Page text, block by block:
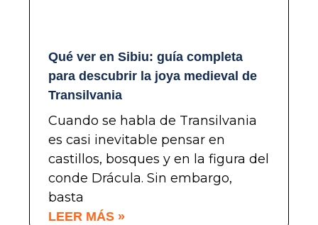
Qué ver en Sibiu: guía completa
para descubrir la joya medieval de
Transilvania
Cuando se habla de Transilvania
es casi inevitable pensar en
castillos, bosques y en la figura del
conde Drácula. Sin embargo,
basta
LEER MÁS »